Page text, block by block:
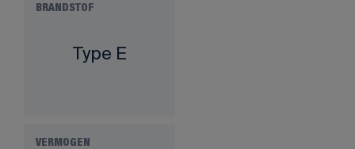
BRANDSTOF
Type E
VERMOGEN